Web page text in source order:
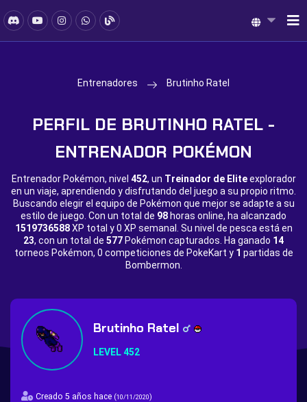
Entrenadores Brutinho Ratel
PERFIL DE BRUTINHO RATEL -
ENTRENADOR POKÉMON
Entrenador Pokémon, nivel 452, un Treinador de Eliteexplorador
en un viaje, aprendiendo y disfrutando del juego a su propio ritmo.
Buscando elegir el equipo de Pokémon que mejor se adapte a su
estilo de juego. Con un total de 98 horas online, ha alcanzado
1519736588XP total y0 XP semanal. Su nivel de pesca está en
23, con un total de 577 Pokémon capturados. Ha ganado 14
torneos Pokémon, 0 competiciones de PokeKart y 1 partidas de
Bombermon.
Brutinho Ratel
LEVEL 452
Creado 5 años hace (10/11/2020)